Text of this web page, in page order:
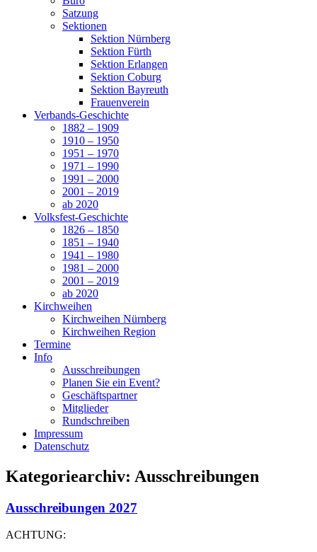
Satzung
Sektionen
Sektion Nürnberg
Sektion Fürth
Sektion Erlangen
Sektion Coburg
Sektion Bayreuth
Frauenverein
Verbands-Geschichte
1882 – 1909
1910 – 1950
1951 – 1970
1971 – 1990
1991 – 2000
2001 – 2019
ab 2020
Volksfest-Geschichte
1826 – 1850
1851 – 1940
1941 – 1980
1981 – 2000
2001 – 2019
ab 2020
Kirchweihen
Kirchweihen Nürnberg
Kirchweihen Region
Termine
Info
Ausschreibungen
Planen Sie ein Event?
Geschäftspartner
Mitglieder
Rundschreiben
Impressum
Datenschutz
Kategoriearchiv: Ausschreibungen
Ausschreibungen 2027
ACHTUNG: